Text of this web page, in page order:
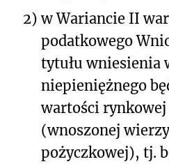
2) w Wariancie II
podatkowego
tytułu wniesienia
niepieniężnego
wartości
(wnoszonej
pożyczkowej), tj.